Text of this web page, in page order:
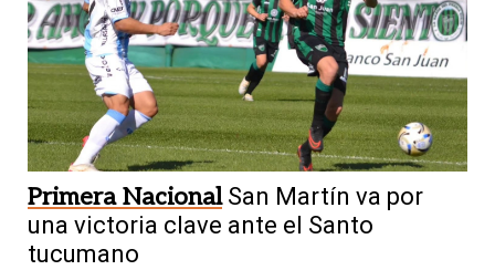
Primera Nacional San Martín va por
una victoria clave ante el Santo
tucumano